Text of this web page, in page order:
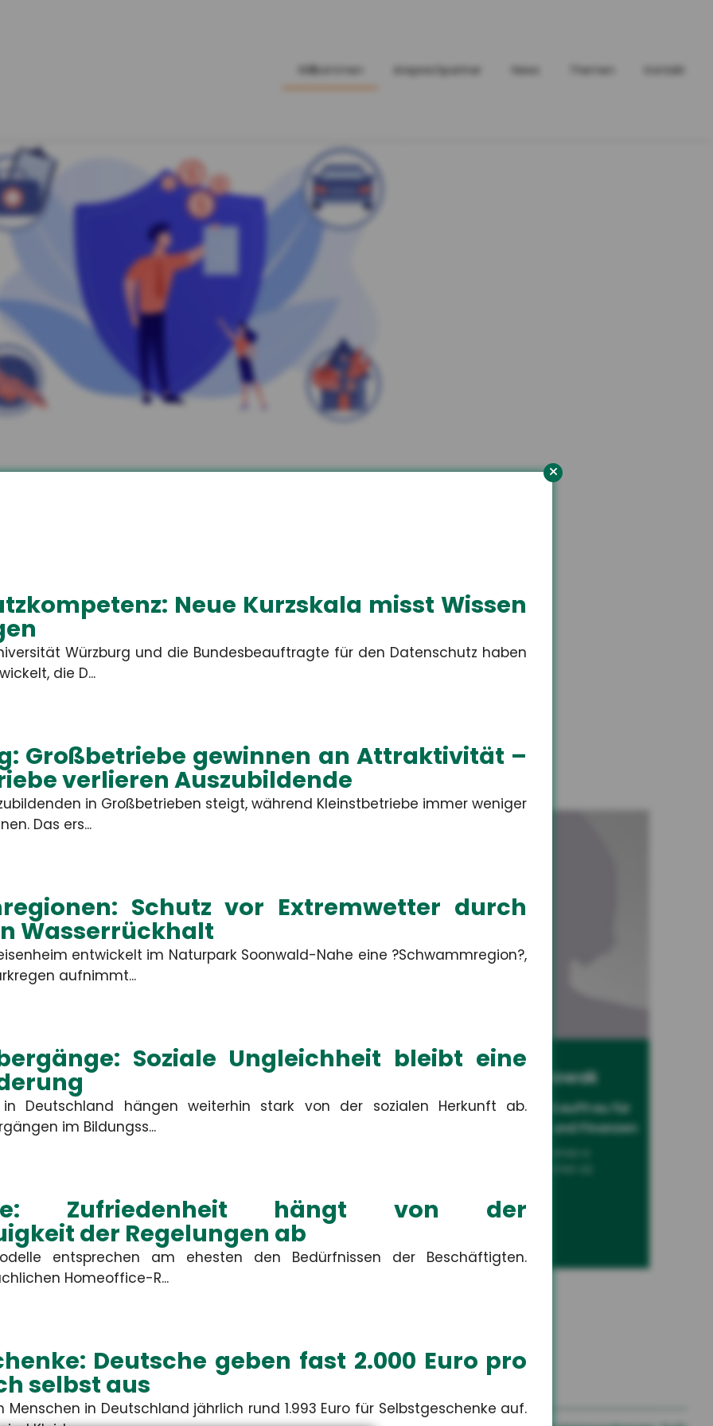
Neue Kurzskala misst Wissen
Würzburg und die Bundesbeauftragte für den Datenschutz haben
die D...
Großbetriebe gewinnen an Attraktivität –
verlieren Auszubildende
in Großbetrieben steigt, während Kleinstbetriebe immer weniger
Das ers...
Schutz vor Extremwetter durch
Wasserrückhalt
entwickelt im Naturpark Soonwald-Nahe eine ?Schwammregion?,
aufnimmt...
Soziale Ungleichheit bleibt eine
in Deutschland hängen weiterhin stark von der sozialen Herkunft ab.
im Bildungss...
Zufriedenheit hängt von der
der Regelungen ab
entsprechen am ehesten den Bedürfnissen der Beschäftigten.
Homeoffice-R...
Deutsche geben fast 2.000 Euro pro
selbst aus
Menschen in Deutschland jährlich rund 1.993 Euro für Selbstgeschenke auf.
Willkommen Ansprechpartner News Themen Kontakt
aus Unterwellenborn
Ihren individuellen privaten und betrieblichen Versicherungsschutz.
Schiemann
& KFZ-
Spezialistin
Constanze Baum
Kundenbetreuerin & Sach-
Leonie Nowak
Auszubildende Kauffrau für
Versicherungen und Finanzen